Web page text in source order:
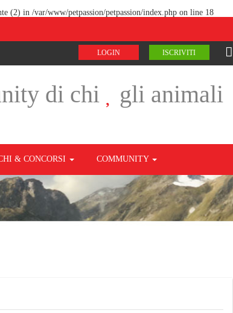
(2) in /var/www/petpassion/petpassion/index.php on line 18
LOGIN ISCRIVITI
di chi gli animali
& CONCORSI COMMUNITY